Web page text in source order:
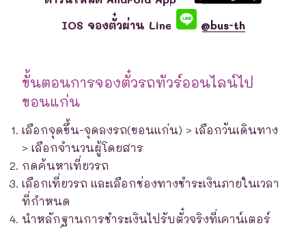
IOS จองตั๋วผ่าน Line
@bus-th
ขั้นตอนการจองตั๋วรถทัวร์ออนไลน์ไป
ขอนแก่น
เลือกจุดขึ้น-จุดลงรถ(ขอนแก่น) > เลือกวันเดินทาง
> เลือกจำนวนผู้โดยสาร
กดค้นหาเที่ยวรถ
เลือกเที่ยวรถ และเลือกช่องทางชำระเงินภายในเวลา
ที่กำหนด
นำหลักฐานการชำระเงินไปรับตั๋วจริงที่เคาน์เตอร์